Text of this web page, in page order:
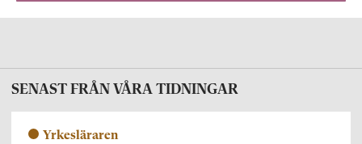
SENAST FRÅN VÅRA TIDNINGAR
Yrkesläraren